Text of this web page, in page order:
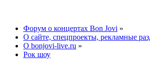
Форум о концертах Bon Jovi »
О сайте, спецпроекты, рекламные
О bonjovi-live.ru »
Рок шоу